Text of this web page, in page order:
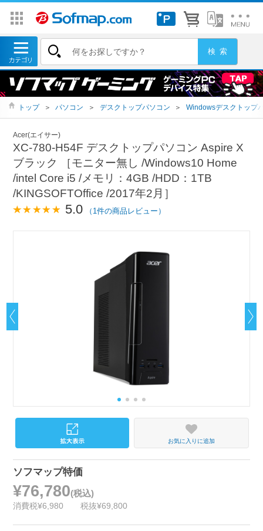
トップ ＞ パソコン ＞ デスクトップパソコン ＞ Windowsデスクトップ
Acer(エイサー)
XC-780-H54F デスクトップパソコン Aspire X
ブラック ［モニター無し /Windows10 Home
/intel Core i5 /メモリ：4GB /HDD：1TB
/KINGSOFTOffice /2017年2月］
5.0 （1件の商品レビュー）
お気に入りに追加
ソフマップ特価
¥76,780(税込)
消費税¥6,980 税抜¥69,800